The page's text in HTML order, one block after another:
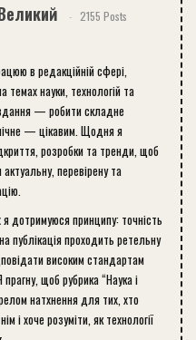
2155 Posts
в редакційній сфері,
темах науки, технологій та
— робити складне
— цікавим. Щодня я
розробки та тренди, щоб
перевірену та
я дотримуюся принципу: точність
публікація проходить ретельну
високим стандартам
прагну, щоб рубрика “Наука і
натхнення для тих, хто
і хоче розуміти, як технології